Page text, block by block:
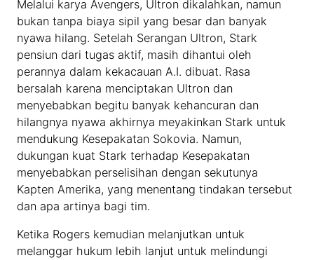
Melalui karya Avengers, Ultron dikalahkan, namun
bukan tanpa biaya sipil yang besar dan banyak
nyawa hilang. Setelah Serangan Ultron, Stark
pensiun dari tugas aktif, masih dihantui oleh
perannya dalam kekacauan A.I. dibuat. Rasa
bersalah karena menciptakan Ultron dan
menyebabkan begitu banyak kehancuran dan
hilangnya nyawa akhirnya meyakinkan Stark untuk
mendukung Kesepakatan Sokovia. Namun,
dukungan kuat Stark terhadap Kesepakatan
menyebabkan perselisihan dengan sekutunya
Kapten Amerika, yang menentang tindakan tersebut
dan apa artinya bagi tim.
Ketika Rogers kemudian melanjutkan untuk
melanggar hukum lebih lanjut untuk melindungi